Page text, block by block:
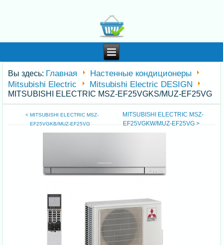
Вы здесь: Главная
Настенные кондиционеры
Mitsubishi Electric
Mitsubishi Electric DESIGN
MITSUBISHI ELECTRIC MSZ-EF25VGKS/MUZ-EF25VG
< MITSUBISHI ELECTRIC MSZ-
EF25VGKB/MUZ-EF25VG
MITSUBISHI ELECTRIC MSZ-
EF25VGKW/MUZ-EF25VG >